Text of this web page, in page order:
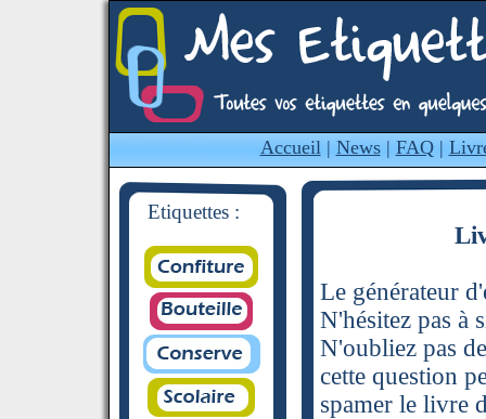
Accueil| News| FAQ|
Etiquettes :
Le générateur
N'hésitez pas à
N'oubliez pas
cette question
spamer le livre